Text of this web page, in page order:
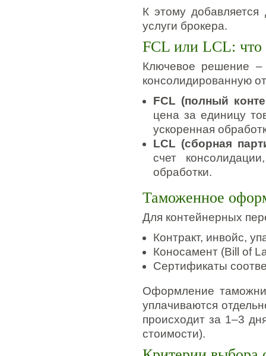
К этому
услуги брокера.
FCL или LCL: что
Ключевое решение –
консолидированную
FCL (полный
цена за единицу
ускоренная
LCL (сборная
счет
обработки.
Таможенное
Для контейнерных
Контракт, инвойс,
Коносамент (Bill of
Сертификаты
Оформление
уплачиваются
происходит за 1–3
стоимости).